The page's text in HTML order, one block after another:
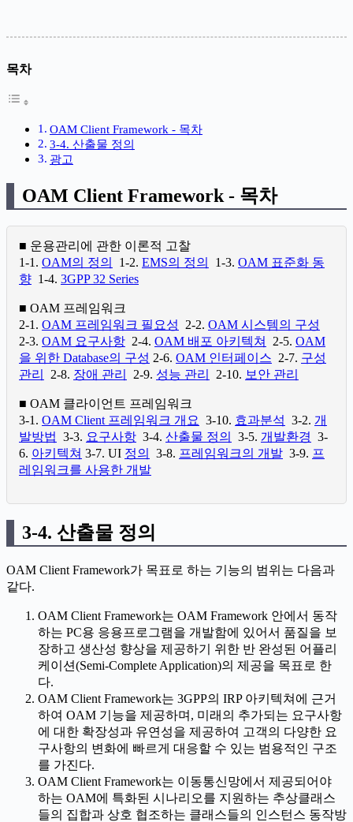
목차
OAM Client Framework - 목차
3-4. 산출물 정의
광고
OAM Client Framework - 목차
■ 운용관리에 관한 이론적 고찰
1-1. OAM의 정의 1-2. EMS의 정의 1-3. OAM 표준화 동
향 1-4. 3GPP 32 Series
■ OAM 프레임워크
2-1. OAM 프레임워크 필요성 2-2. OAM 시스템의 구성
2-3. OAM 요구사항 2-4. OAM 배포 아키텍쳐 2-5. OAM
을 위한 Database의 구성 2-6. OAM 인터페이스 2-7. 구성
관리
2-8. 장애 관리 2-9. 성능 관리 2-10. 보안 관리
■ OAM 클라이언트 프레임워크
3-1. OAM Client 프레임워크 개요 3-10. 효과분석 3-2. 개
발방법 3-3. 요구사항 3-4. 산출물 정의 3-5. 개발환경 3-
6. 아키텍쳐 3-7. UI 정의 3-8. 프레임워크의 개발 3-9. 프
레임워크를 사용한 개발
3-4. 산출물 정의
OAM Client Framework가 목표로 하는 기능의 범위는 다음과
같다.
OAM Client Framework는 OAM Framework 안에서 동작
하는 PC용 응용프로그램을 개발함에 있어서 품질을 보
장하고 생산성 향상을 제공하기 위한 반 완성된 어플리
케이션(Semi-Complete Application)의 제공을 목표로 한
다.
OAM Client Framework는 3GPP의 IRP 아키텍쳐에 근거
하여 OAM 기능을 제공하며, 미래의 추가되는 요구사항
에 대한 확장성과 유연성을 제공하여 고객의 다양한 요
구사항의 변화에 빠르게 대응할 수 있는 범용적인 구조
를 가진다.
OAM Client Framework는 이동통신망에서 제공되어야
하는 OAM에 특화된 시나리오를 지원하는 추상클래스
들의 집합과 상호 협조하는 클래스들의 인스턴스 동작방